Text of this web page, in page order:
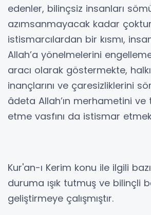
edenler, bilinçsiz insanları
azımsanmayacak kadar
istismarcılardan bir kısmı,
Allah’a yönelmelerini
aracı olarak göstermekte,
inançlarını ve çaresizliklerini
âdeta Allah’ın merhametini
etme vasfını da istismar
Kur'an-ı Kerim konu ile ilgili
duruma ışık tutmuş ve bilinçli
geliştirmeye çalışmıştır.